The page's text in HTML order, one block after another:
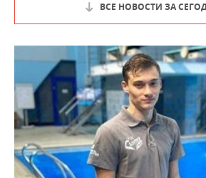
ВСЕ НОВОСТИ ЗА